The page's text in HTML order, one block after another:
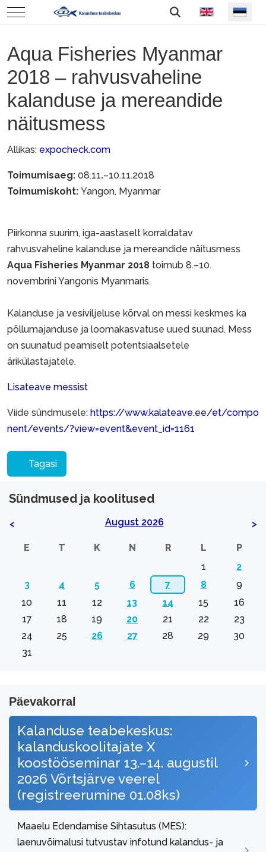
Mobile Menu Toggle Vali keel
Aqua Fisheries Myanmar
2018 – rahvusvaheline
kalanduse ja mereandide
näitusmess
Allikas: expocheck.com
Toimumisaeg: 08.11.­–10.11.2018
Toimumiskoht: Yangon, Myanmar
Piirkonna suurim, iga-aastaselt korraldatav
rahvusvaheline kalanduse ja mereandide näitusmess
Aqua Fisheries Myanmar 2018 toimub 8.–10.
novembrini Yangonis Myanmaris.
Kalanduse ja vesiviljeluse kõrval on messi keskmes ka
põllumajanduse ja loomakasvatuse uued suunad. Mess
on suunatud peamiselt potentsiaalsetele
ärikülastajatele.
Lisateave messist
Viide sündmusele: https://www.kalateave.ee/et/compo
nent/events/?view=event&event_id=1161
Tagasi
Sündmused ja koolitused
< August 2026 >
E T K N R L
P
1
2
3
4 5 6 7 8
9
10
11 12 13 14 15
16
17
18 19 20 21 22
23
24
25 26 27 28 29
30
31
Päevakorral
Kalanduse teabekeskus:
kalanduskoolitajate X
koostööseminar 13.–14. augustil
2026 Võrtsjärve veerel
(registreerumine 01.08ks)
Maaelu Edendamise Sihtasutus (MES):
laenuvõimalusi tutvustav infotund kalandus- ja